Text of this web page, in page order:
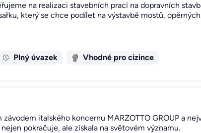
na realizaci stavebních prací na dopravních
který se chce podílet na výstavbě mostů,
Plný úvazek Vhodné pro cizince
italského koncernu MARZOTTO GROUP a
pokračuje, ale získala na světovém významu.